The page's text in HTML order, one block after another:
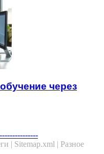
через
| Sitemap.xml | Разное